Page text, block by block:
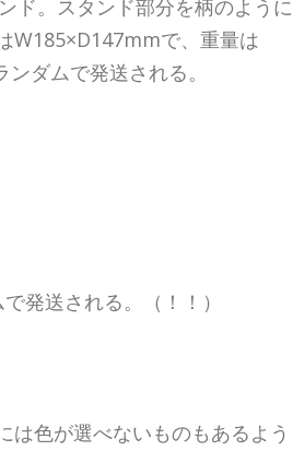
ド。スタンド部分を柄のように
W185×D147mmで、重量は
ダムで発送される。
発送される。（！！）
は色が選べないものもあるよう